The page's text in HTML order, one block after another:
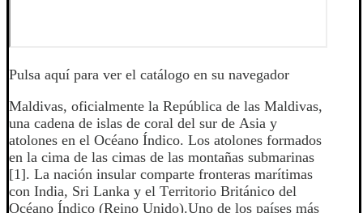
Pulsa aquí para ver el catálogo en su navegador
Maldivas, oficialmente la República de las Maldivas,
una cadena de islas de coral del sur de Asia y
atolones en el Océano Índico. Los atolones formados
en la cima de las cimas de las montañas submarinas
[1]. La nación insular comparte fronteras marítimas
con India, Sri Lanka y el Territorio Británico del
Océano Índico (Reino Unido).Uno de los países más